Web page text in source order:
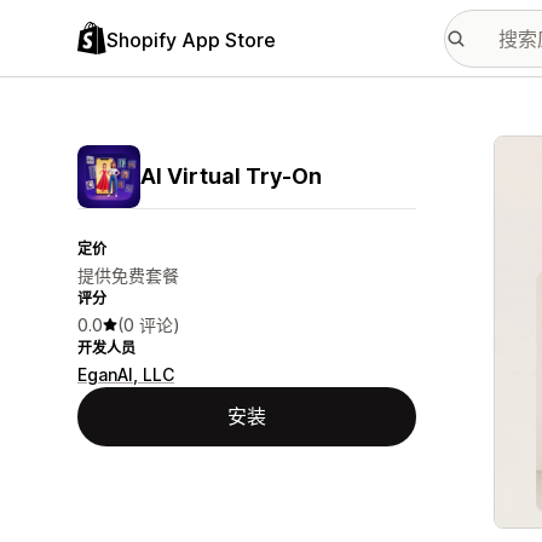
Shopify App Store
AI Virtual Try‑On
定价
提供免费套餐
评分
0.0 (0 评论)
开发人员
EganAI, LLC
安装
配图